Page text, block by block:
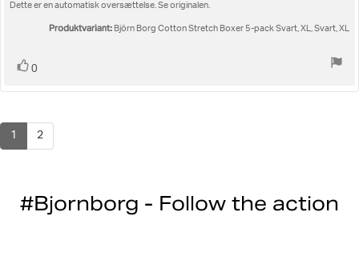
stjerner
til
bedømmelsen:
Dette er en automatisk oversættelse. Se originalen.
Produktvariant: Björn Borg Cotton Stretch Boxer 5-pack Svart, XL, Svart, XL
Stem
0
1 2
#Bjornborg - Follow the action